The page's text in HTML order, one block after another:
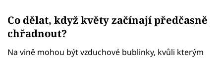
Co dělat, když květy začínají předčasně
chřadnout?
Na vině mohou být vzduchové bublinky, kvůli kterým